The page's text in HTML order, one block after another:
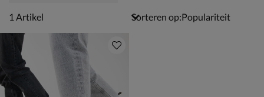
1 artikel
1 Artikel Sorteren op: